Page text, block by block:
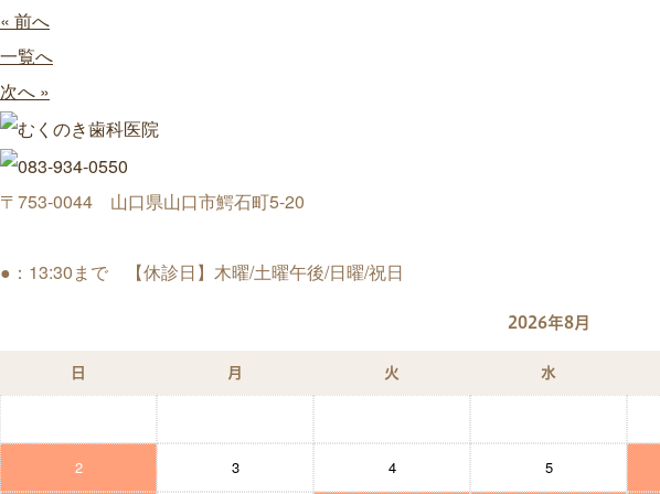
« 前へ
一覧へ
次へ »
〒753-0044 山口県山口市鰐石町5-20
●：13:30まで 【休診日】木曜/土曜午後/日曜/祝日
2026年8月
日 月 火 水
2 3 4 5